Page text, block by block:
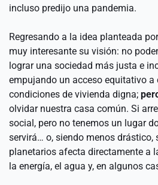
incluso predijo una pandemia.
Regresando a la idea planteada
muy interesante su visión: no
lograr una sociedad más justa e
empujando un acceso equitativo a
condiciones de vivienda digna;
olvidar nuestra casa común. Si
social, pero no tenemos un lugar
servirá… o, siendo menos drástico,
planetarios afecta directamente a
la energía, el agua y, en algunos